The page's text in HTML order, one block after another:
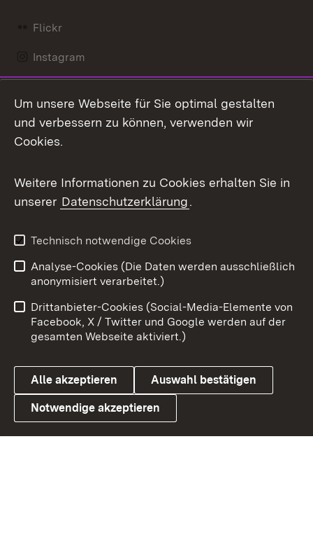
Flickr
Instagram
Mastodon
Messenger
Social Wall
X / Twitter
Youtube
Link zum Landesportal
Benutzungshinweise
Barrierefreiheit
Datenschutz
Cookies
Um unsere Webseite für Sie optimal gestalten
und verbessern zu können, verwenden wir
Cookies.
Weitere Informationen zu Cookies erhalten Sie in
unserer Datenschutzerklärung.
Technisch notwendige Cookies
Analyse-Cookies (Die Daten werden ausschließlich
anonymisiert verarbeitet.)
Drittanbieter-Cookies (Social-Media-Elemente von
Facebook, X / Twitter und Google werden auf der
gesamten Webseite aktiviert.)
Alle akzeptieren Auswahl bestätigen
Notwendige akzeptieren